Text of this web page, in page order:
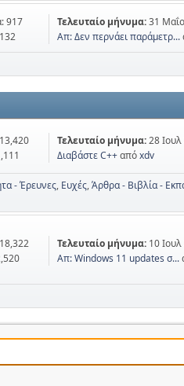
917
Τελευταίο μήνυμα:31
Απ: Δεν περνάει παράμετρ...
Τελευταίο μήνυμα:28
Διαβάστε C++απόxdv
- Έρευνες Ευχές Άρθρα - Βιβλία -
Τελευταίο μήνυμα: 10
Απ: Windows 11 updates σ...